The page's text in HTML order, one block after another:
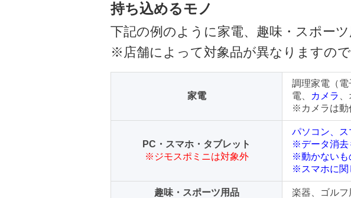
持ち込めるモノ
下記の例のように家電、趣味・スポー
※店舗によって対象品が異なりますの
家電
調理家電（
電、
カメラ
※カメラは動
PC・スマホ・タブレット
※ジモスポミニは対象外
パソコン、ス
※データ消去
※動かないも
※スマホに関
趣味・スポーツ用品 楽器、ゴル